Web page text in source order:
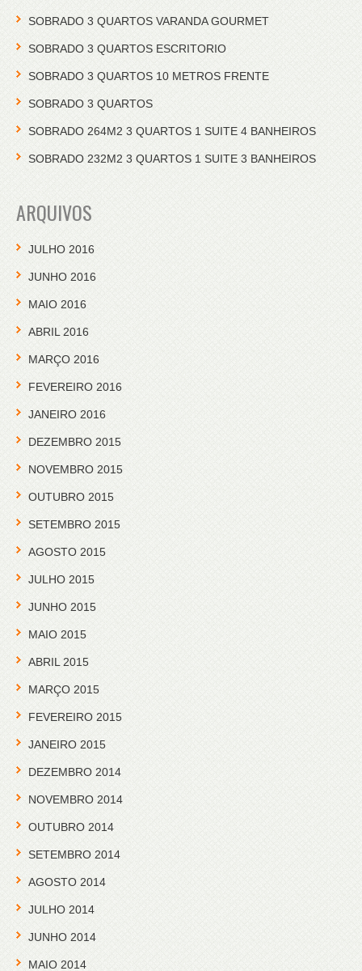
SOBRADO 3 QUARTOS VARANDA GOURMET
SOBRADO 3 QUARTOS ESCRITORIO
SOBRADO 3 QUARTOS 10 METROS FRENTE
SOBRADO 3 QUARTOS
SOBRADO 264M2 3 QUARTOS 1 SUITE 4 BANHEIROS
SOBRADO 232M2 3 QUARTOS 1 SUITE 3 BANHEIROS
ARQUIVOS
JULHO 2016
JUNHO 2016
MAIO 2016
ABRIL 2016
MARÇO 2016
FEVEREIRO 2016
JANEIRO 2016
DEZEMBRO 2015
NOVEMBRO 2015
OUTUBRO 2015
SETEMBRO 2015
AGOSTO 2015
JULHO 2015
JUNHO 2015
MAIO 2015
ABRIL 2015
MARÇO 2015
FEVEREIRO 2015
JANEIRO 2015
DEZEMBRO 2014
NOVEMBRO 2014
OUTUBRO 2014
SETEMBRO 2014
AGOSTO 2014
JULHO 2014
JUNHO 2014
MAIO 2014